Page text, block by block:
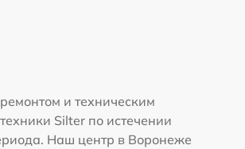
и техническим
Silter по истечении
Наш центр в Воронеже